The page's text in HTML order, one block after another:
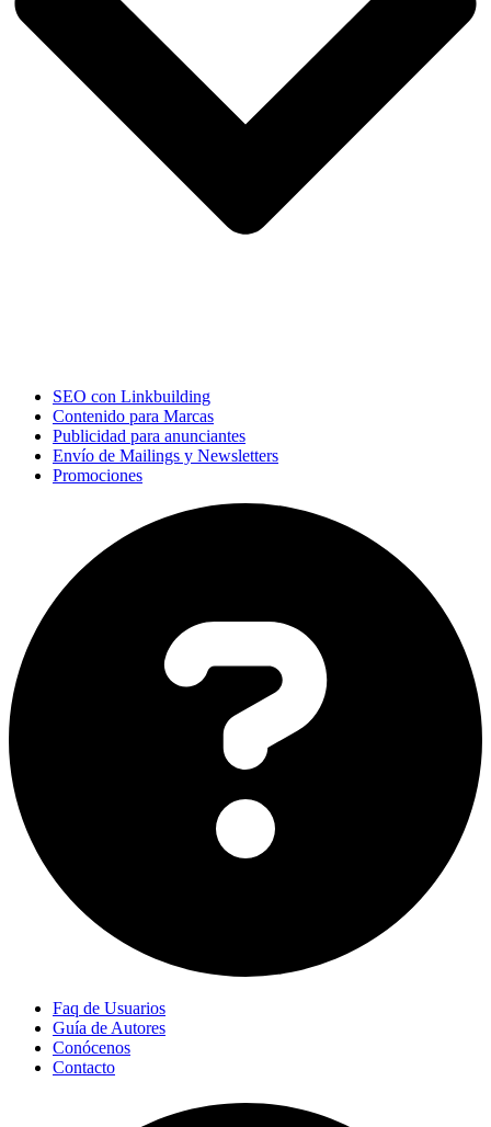
SEO con Linkbuilding
Contenido para Marcas
Publicidad para anunciantes
Envío de Mailings y Newsletters
Promociones
Faq de Usuarios
Guía de Autores
Conócenos
Contacto